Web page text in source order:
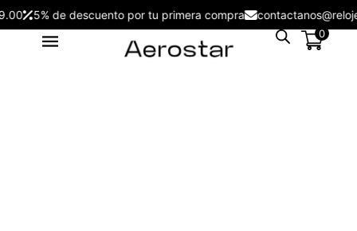
5% de descuento por tu primera compra
0